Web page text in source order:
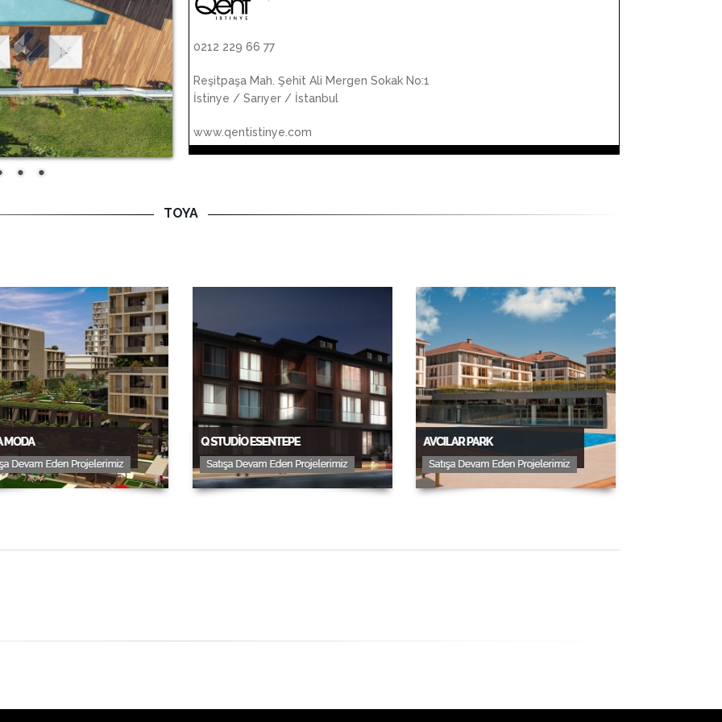
0212 229 66 77
Reşitpaşa Mah. Şehit Ali Mergen Sokak No:1
İstinye / Sarıyer / İstanbul
www.qentistinye.com
TOYA